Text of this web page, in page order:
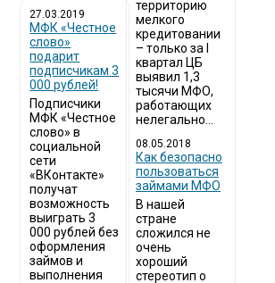
27.03.2019
МФК «Честное
слово»
подарит
подписчикам 3
000 рублей!
Подписчики
МФК «Честное
слово» в
социальной
сети
«ВКонтакте»
получат
возможность
выиграть 3
000 рублей без
оформления
займов и
выполнения
территорию
мелкого
кредитовании
– только за I
квартал ЦБ
выявил 1,3
тысячи МФО,
работающих
нелегально...
08.05.2018
Как безопасно
пользоваться
займами МФО
В нашей
стране
сложился не
очень
хороший
стереотип о